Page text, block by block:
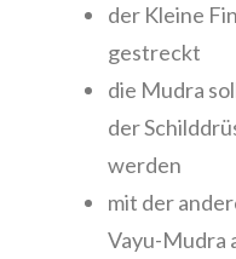
der Kleine
gestreckt
die Mudra
der
werden
mit der
Vayu-Mudra